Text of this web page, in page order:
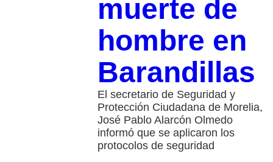
muerte de
hombre en
Barandillas
El secretario de Seguridad y
Protección Ciudadana de Morelia,
José Pablo Alarcón Olmedo
informó que se aplicaron los
protocolos de seguridad